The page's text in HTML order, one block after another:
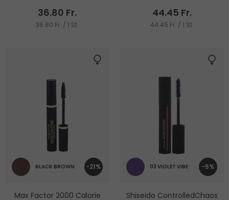
36.80 Fr.
36.80 Fr. / 1 St.
44.45 Fr.
44.45 Fr. / 1 St.
-21%
BLACK BROWN
Max Factor 2000 Calorie
-5%
03 VIOLET VIBE
Shiseido ControlledChaos